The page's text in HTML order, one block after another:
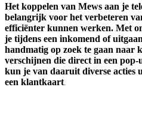
Het koppelen van Mews aan je
belangrijk voor het verbeteren
efficiënter kunnen werken. Met
je tijdens een inkomend of
handmatig op zoek te gaan naar
verschijnen die direct in een pop-
kun je van daaruit diverse acties
een klantkaart